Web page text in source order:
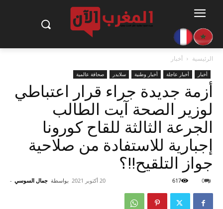
الرئيسية أخبار
أخبار أخبار عاجلة أخبار وطنية سلايدر صحافة عالمية
أزمة جديدة جراء قرار اعتباطي
لوزير الصحة آيت الطالب
الجرعة الثالثة للقاح كورونا
إجبارية للاستفادة من صلاحية
جواز التلقيح!!؟
بواسطة جمال السوسي - 20 أكتوبر 2021 0
617